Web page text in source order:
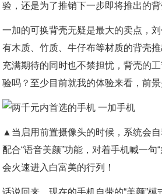
验，还是为了推销下一步即将推出的背
一加的可换背壳无疑是最大的卖点，
有木质、竹质、牛仔布等材质的背壳
充满期待的同时也不禁担忧，背壳的
验吗？至少目前就我的体验来看，前景
▲当启用前置摄像头的时候，系统会自
配合“语音美颜”功能，对着手机喊一句
会火速进入白富美的行列！
话说回来，现在的手机自带的“美颜”模